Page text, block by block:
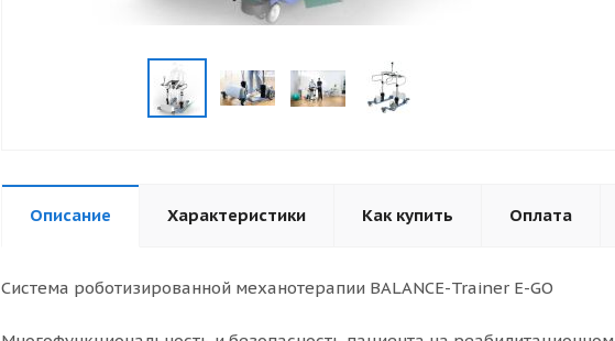
Описание Характеристики Как купить Оплата
Система роботизированной механотерапии BALANCE-Trainer E-GO